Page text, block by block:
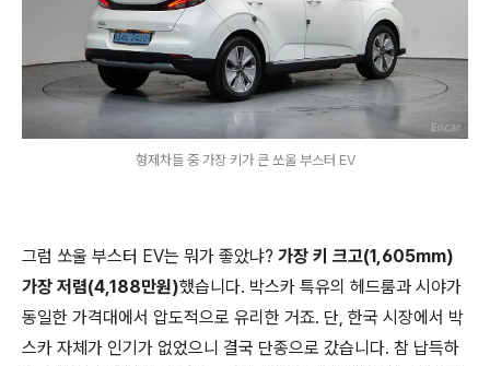
형제차들 중 가장 키가 큰 쏘울 부스터 EV
그럼 쏘울 부스터 EV는 뭐가 좋았냐? 가장 키 크고(1,605mm)
가장 저렴(4,188만원)했습니다. 박스카 특유의 헤드룸과 시야가
동일한 가격대에서 압도적으로 유리한 거죠. 단, 한국 시장에서 박
스카 자체가 인기가 없었으니 결국 단종으로 갔습니다. 참 납득하